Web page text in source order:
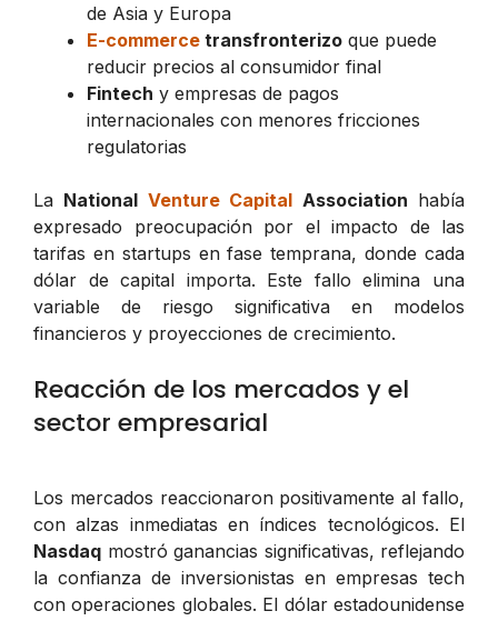
de Asia y Europa
E-commerce transfronterizo que puede
reducir precios al consumidor final
Fintech y empresas de pagos
internacionales con menores fricciones
regulatorias
La National Venture Capital Association había
expresado preocupación por el impacto de las
tarifas en startups en fase temprana, donde cada
dólar de capital importa. Este fallo elimina una
variable de riesgo significativa en modelos
financieros y proyecciones de crecimiento.
Reacción de los mercados y el
sector empresarial
Los mercados reaccionaron positivamente al fallo,
con alzas inmediatas en índices tecnológicos. El
Nasdaq mostró ganancias significativas, reflejando
la confianza de inversionistas en empresas tech
con operaciones globales. El dólar estadounidense